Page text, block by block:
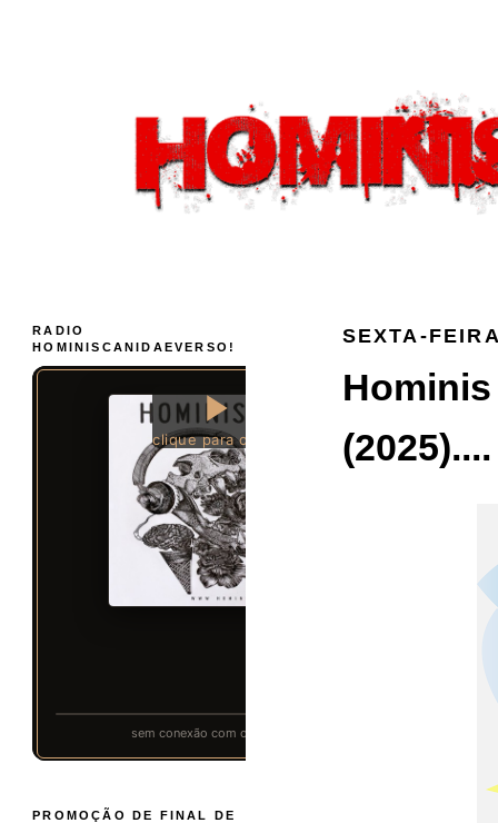
SEXTA-
(2025)....
RADIO
HOMINISCANIDAEVERSO!
PROMOÇÃO DE FINAL DE